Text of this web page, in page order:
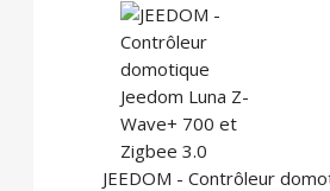
JEEDOM - Contrôleur